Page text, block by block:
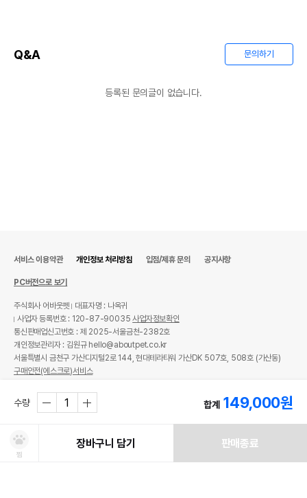
Q&A 문의하기
등록된 문의글이 없습니다.
수량 합계 149,000원
찜
장바구니 담기 판매종료
서비스 이용약관 개인정보 처리방침 입점/제휴 문의 공지사항
PC버전으로 보기
주식회사 어바웃펫
대표자명 : 나옥귀
사업자 등록번호 : 120-87-90035사업자정보확인
통신판매업신고번호 : 제 2025-서울금천-2382호
개인정보관리자 : 김원규 hello@aboutpet.co.kr
서울특별시 금천구 가산디지털2로 144, 현대테라타워 가산DK 507호, 508호 (가산동)
구매안전(에스크로)서비스